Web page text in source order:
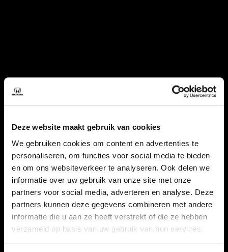
Deze website maakt gebruik van cookies
We gebruiken cookies om content en advertenties te
personaliseren, om functies voor social media te bieden
en om ons websiteverkeer te analyseren. Ook delen we
informatie over uw gebruik van onze site met onze
partners voor social media, adverteren en analyse. Deze
partners kunnen deze gegevens combineren met andere
informatie die u aan ze heeft verstrekt of die ze hebben
verzameld op basis van uw gebruik van hun services.